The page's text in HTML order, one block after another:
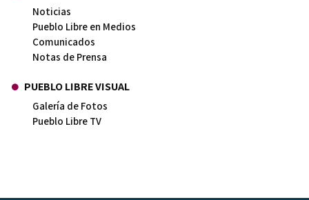
Noticias
Pueblo Libre en Medios
Comunicados
Notas de Prensa
PUEBLO LIBRE VISUAL
Galería de Fotos
Pueblo Libre TV